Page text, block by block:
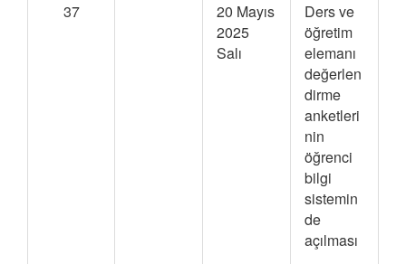
37
20 Mayıs
2025
Salı
Ders ve
öğretim
elemanı
değerlen
dirme
anketleri
nin
öğrenci
bilgi
sistemin
de
açılması